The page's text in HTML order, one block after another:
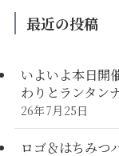
最近の投稿
いよいよ本日開
わりとランタン
26年7月25日
ロゴ＆はちみつ